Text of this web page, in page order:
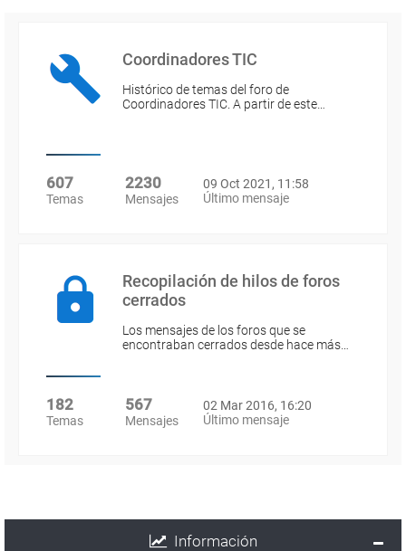
Coordinadores TIC
Histórico de temas del foro de
Coordinadores TIC. A partir de este…
607
Temas
2230
Mensajes
09 Oct 2021, 11:58
Último mensaje
Recopilación de hilos de foros
cerrados
Los mensajes de los foros que se
encontraban cerrados desde hace más…
182
Temas
567
Mensajes
02 Mar 2016, 16:20
Último mensaje
Información